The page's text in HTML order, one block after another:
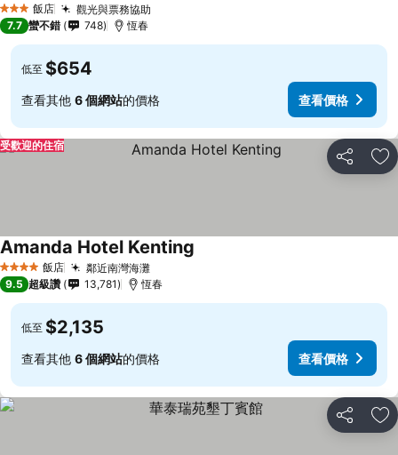
3 星級 飯店 觀光與票務協助
7.7 蠻不錯 748 恆春
低至 $654
查看其他 6 個網站的價格 查看價格
分享 加
受歡迎的住宿
4 星級 飯店 鄰近南灣海灘
Amanda Hotel Kenting
9.5 超級讚 13,781 恆春
低至 $2,135
查看其他 6 個網站的價格 查看價格
分享 加